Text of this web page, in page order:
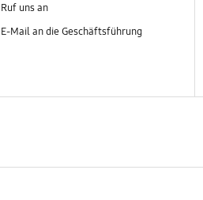
Ruf uns an
E-Mail an die Geschäftsführung